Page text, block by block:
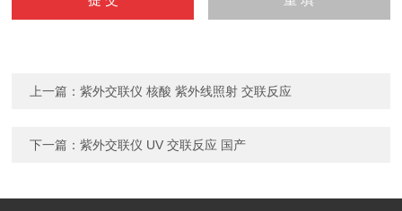
上一篇：紫外交联仪 核酸 紫外线照射 交联反应
下一篇：紫外交联仪 UV 交联反应 国产